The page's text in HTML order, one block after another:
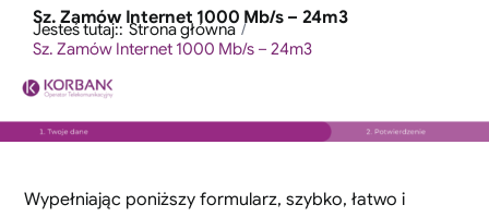
treści
PrzejdźSz. Zamów Internet 1000 Mb/s – 24m3
Jesteś tutaj:: Strona główna
Sz. Zamów Internet 1000 Mb/s – 24m3
Wypełniając poniższy formularz, szybko, łatwo i